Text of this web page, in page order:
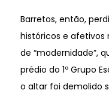
Barretos, então,
históricos e afetivos
de “modernidade”,
prédio do 1º Grupo
o altar foi demolido